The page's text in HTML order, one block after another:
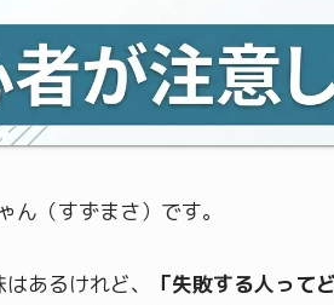
ん（すずまさ）です。
あるけれど、
「失敗する人って